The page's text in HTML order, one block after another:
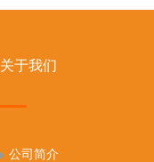
关于我们
公司简介